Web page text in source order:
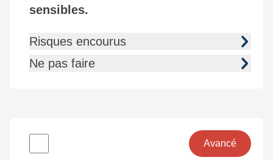
sensibles.
Risques encourus
Ne pas faire
Avancé